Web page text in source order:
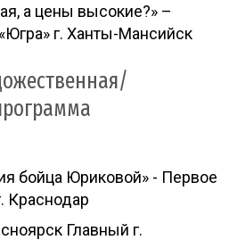
а цены высокие?» –
г. Ханты-Мансийск
бойца Юриковой» - Первое
Краснодар
Главный г.